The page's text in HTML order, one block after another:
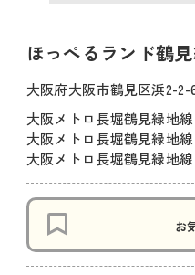
ほっぺるランド鶴
大阪府大阪市鶴見区浜2-2-
大阪メトロ長堀鶴見緑地
大阪メトロ長堀鶴見緑地
大阪メトロ長堀鶴見緑地
お